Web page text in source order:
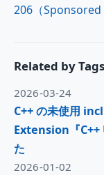
206（Sponsored
Related by Tags
2026-03-24
C++ の未使用
Extension『
た
2026-01-02